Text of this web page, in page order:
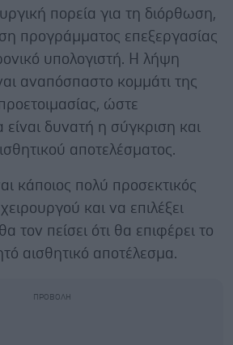
πορεία για τη διόρθωση,
προγράμματος επεξεργασίας
υπολογιστή. Η λήψη
αναπόσπαστο κομμάτι της
ώστε
είναι δυνατή η σύγκριση και
αποτελέσματος.
κάποιος πολύ προσεκτικός
και να επιλέξει
τον πείσει ότι θα επιφέρει το
αισθητικό αποτέλεσμα.